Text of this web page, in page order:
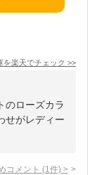
を楽天でチェック >>
のローズカラ
せがレディー
コメント (1 件) >